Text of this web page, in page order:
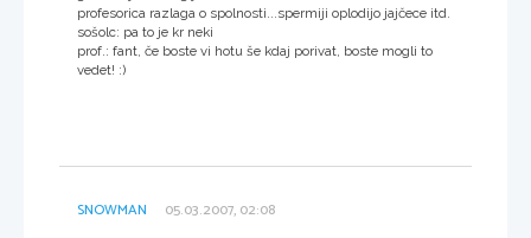
profesorica razlaga o spolnosti...spermiji oplodijo jajčece itd.
sošolc: pa to je kr neki
prof.: fant, če boste vi hotu še kdaj porivat, boste mogli to
vedet! :)
SNOWMAN 05.03.2007, 02:08